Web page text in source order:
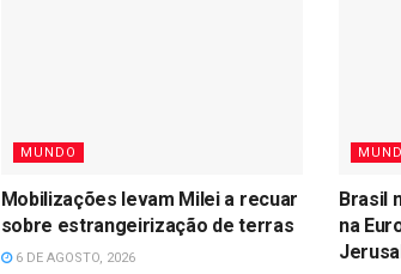
MUNDO
Mobilizações levam Milei a recuar
sobre estrangeirização de terras
6 DE AGOSTO, 2026
Brasil
na